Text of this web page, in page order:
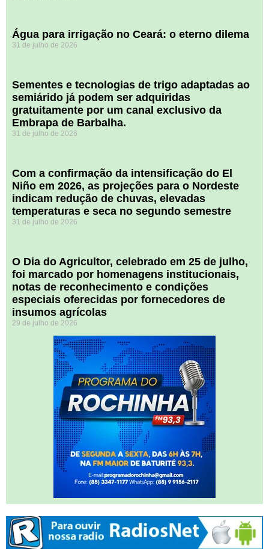
Água para irrigação no Ceará: o eterno dilema
31 de julho de 2026
Sementes e tecnologias de trigo adaptadas ao
semiárido já podem ser adquiridas
gratuitamente por um canal exclusivo da
Embrapa de Barbalha.
31 de julho de 2026
Com a confirmação da intensificação do El
Niño em 2026, as projeções para o Nordeste
indicam redução de chuvas, elevadas
temperaturas e seca no segundo semestre
31 de julho de 2026
O Dia do Agricultor, celebrado em 25 de julho,
foi marcado por homenagens institucionais,
notas de reconhecimento e condições
especiais oferecidas por fornecedores de
insumos agrícolas
29 de julho de 2026